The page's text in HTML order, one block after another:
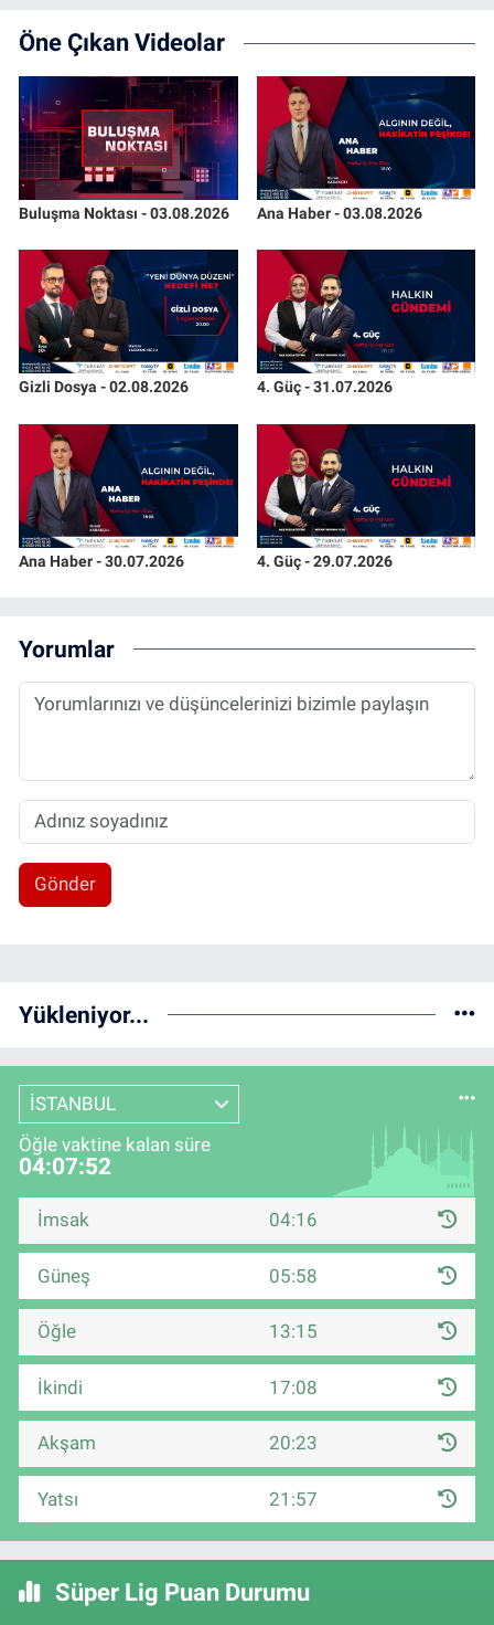
Öne Çıkan Videolar
Buluşma Noktası - 03.08.2026 Ana Haber - 03.08.2026
Gizli Dosya - 02.08.2026 4. Güç - 31.07.2026
Ana Haber - 30.07.2026 4. Güç - 29.07.2026
Yorumlar
Gönder
Yükleniyor...
İSTANBUL
Öğle vaktine kalan süre
04:07:51
İmsak 04:16
Güneş 05:58
Öğle 13:15
İkindi 17:08
Akşam 20:23
Yatsı 21:57
Süper Lig Puan Durumu